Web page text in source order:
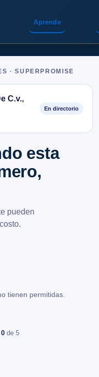
Aprende
· SUPERPROMISE
C.v.,
En directorio
esta
pueden
tienen permitidas.
0 de 5